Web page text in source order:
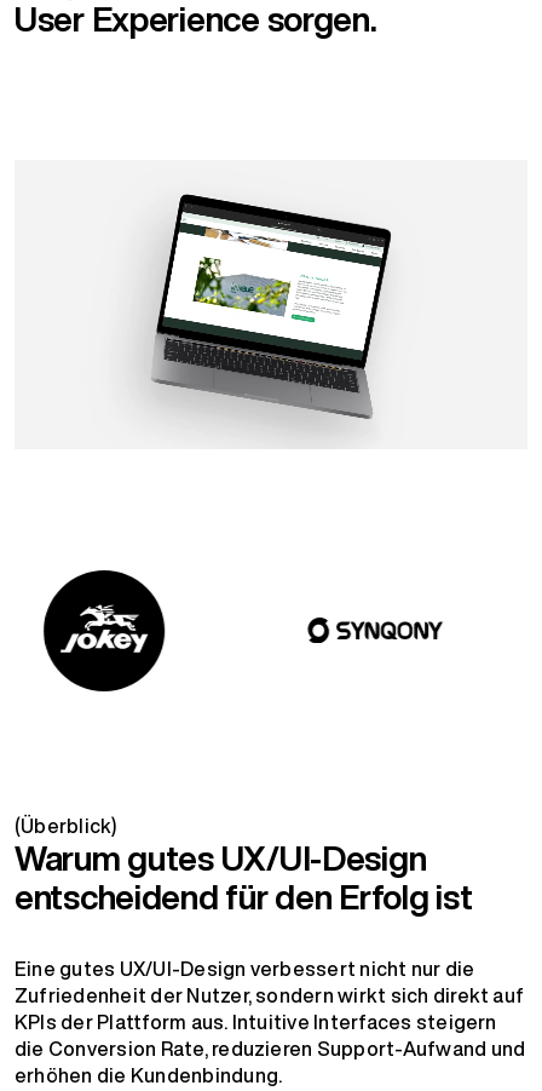
User Experience sorgen.
(Überblick)
Warum gutes UX/UI-Design
entscheidend für den Erfolg ist
Eine gutes UX/UI-Design verbessert nicht nur die
Zufriedenheit der Nutzer, sondern wirkt sich direkt auf
KPIs der Plattform aus. Intuitive Interfaces steigern
die Conversion Rate, reduzieren Support-Aufwand und
erhöhen die Kundenbindung.